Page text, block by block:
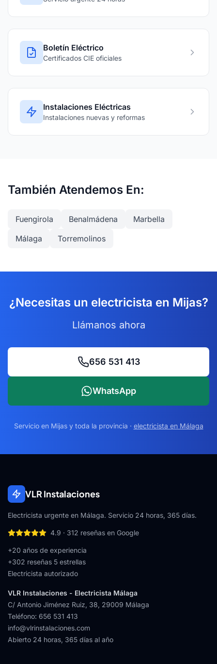
Boletín Eléctrico
Certificados CIE oficiales
Instalaciones Eléctricas
Instalaciones nuevas y reformas
También Atendemos En:
Fuengirola Benalmádena
Marbella
Málaga
Torremolinos
¿Necesitas un electricista en Mijas?
Llámanos ahora
656 531 413
WhatsApp
Servicio en Mijasy toda la provincia · electricista en Málaga
VLR Instalaciones
Electricista urgente en Málaga. Servicio 24 horas, 365 días.
4.9 · 312 reseñas en Google
+20 años de experiencia
+302 reseñas 5 estrellas
Electricista autorizado
VLR Instalaciones - Electricista Málaga
C/ Antonio Jiménez Ruiz, 38, 29009 Málaga
Teléfono: 656 531 413
info@vlrinstalaciones.com
Abierto 24 horas, 365 días al año